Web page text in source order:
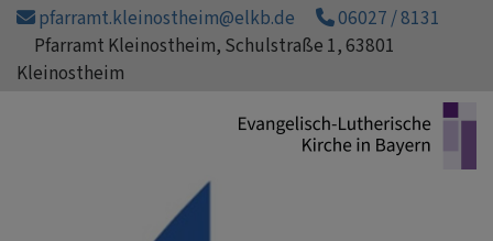
Direkt
Inhalt
pfarramt.kleinostheim@elkb.de
06027 / 8131
Pfarramt Kleinostheim, Schulstraße 1, 63801
Kleinostheim